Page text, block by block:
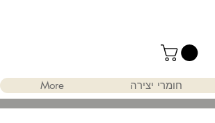
חומרי יצירה More